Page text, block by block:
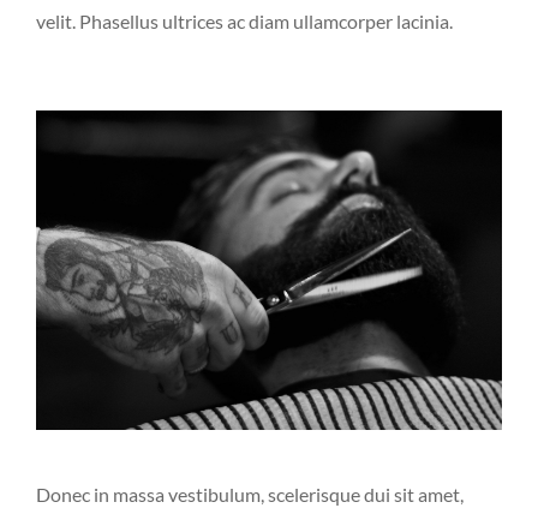
velit. Phasellus ultrices ac diam ullamcorper lacinia.
Donec in massa vestibulum, scelerisque dui sit amet,